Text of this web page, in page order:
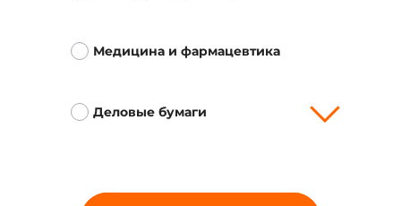
Медицина и фармацевтика
Деловые бумаги